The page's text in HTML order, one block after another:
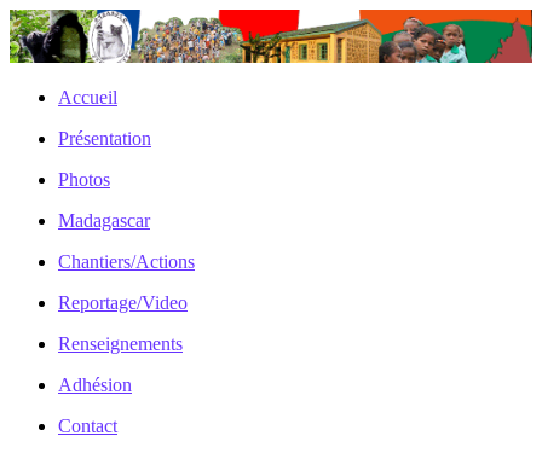
Accueil
Présentation
Photos
Madagascar
Chantiers/Actions
Reportage/Video
Renseignements
Adhésion
Contact